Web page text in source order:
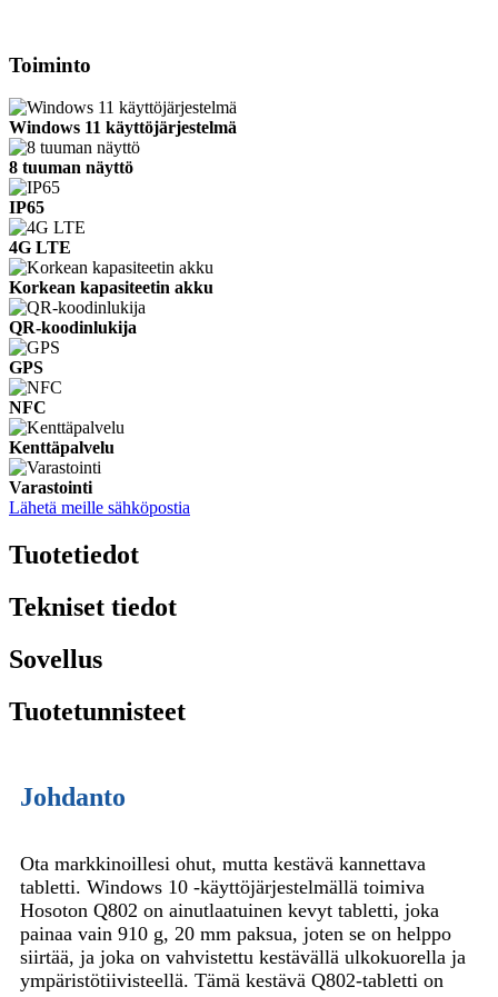
Toiminto
Windows 11 käyttöjärjestelmä
8 tuuman näyttö
IP65
4G LTE
Korkean kapasiteetin akku
QR-koodinlukija
GPS
NFC
Kenttäpalvelu
Varastointi
Lähetä meille sähköpostia
Tuotetiedot
Tekniset tiedot
Sovellus
Tuotetunnisteet
Johdanto
Ota markkinoillesi ohut, mutta kestävä kannettava
tabletti. Windows 10 -käyttöjärjestelmällä toimiva
Hosoton Q802 on ainutlaatuinen kevyt tabletti, joka
painaa vain 910 g, 20 mm paksua, joten se on helppo
siirtää, ja joka on vahvistettu kestävällä ulkokuorella ja
ympäristötiivisteellä. Tämä kestävä Q802-tabletti on